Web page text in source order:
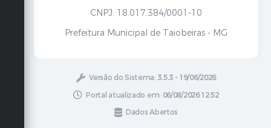
CNPJ: 18.017.384/0001-10
Prefeitura Municipal de Taiobeiras - MG
Versão do Sistema: 3.5.3 - 19/06/2026
Portal atualizado em: 06/08/2026 12:52
Dados Abertos